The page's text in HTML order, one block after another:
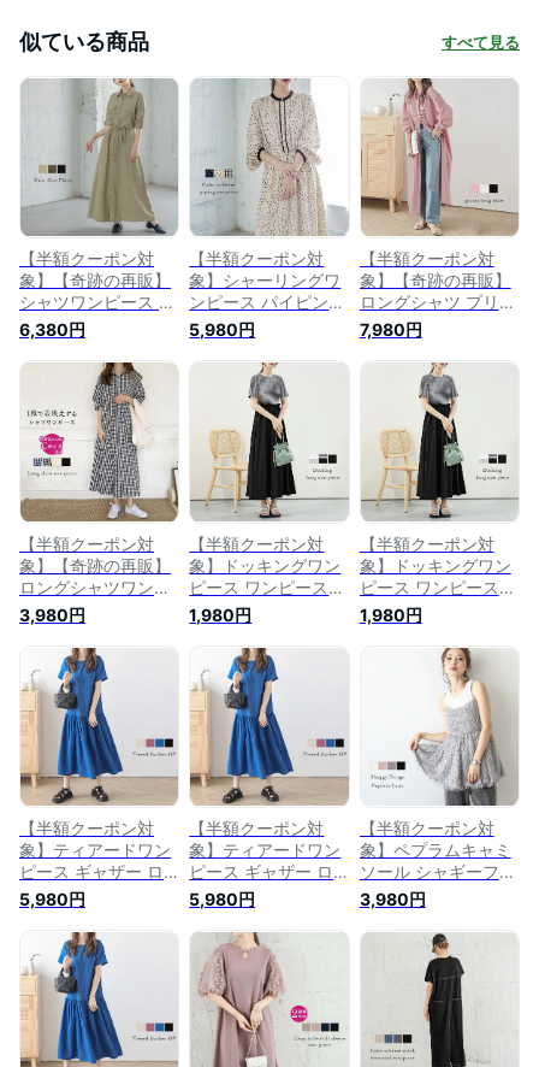
似ている商品 すべて見る
【半額クーポン対
象】【奇跡の再販】
シャツワンピース ロ
ング 羽織り ワンピ
ース 長袖 着痩せ キ
レイめ 大人可愛い
レディース おすすめ
おしゃれ フリーサイ
ズ メール便 2024春
夏新作【lswp301-
76a】【即納：1-5営
業日】【送料無料】
メ込2
6,380円
【半額クーポン対
象】シャーリングワ
ンピース パイピング
チェック ドット ロ
ング ミディアム キ
レイめ 長袖 レディ
ース おすすめ おし
ゃれ フリーサイズ
メール便 2023秋冬
新作 【lswp301-
313】【予約販売：9
月21日入荷予定順次
発送】【送料無料】
メ込2
5,980円
【半額クーポン対
象】【奇跡の再販】
ロングシャツ プリー
ツ 羽織り レイヤー
ド 長袖 シンプル 大
人可愛い おしゃれ
華奢見え 体型カバー
フリーサイズ メール
便 2024春夏
【lswp304-594】
【予約販売：2月15
日入荷予定順次発
送】【送料無料】メ
込1
7,980円
【半額クーポン対
象】【奇跡の再販】
ロングシャツワンピ
ース ワンピース マ
キシ丈 マキシワンピ
ース シャツワンピー
ス シャツ 前開き 羽
織り 着痩せ 韓国服
レディース2024春夏
【lswp304-568】
【予約販売：3月14
日入荷予定順次発
送】【送料無料】メ
込2
3,980円
【半額クーポン対
象】ドッキングワン
ピース ワンピース
フレアスカート ボー
ダー 無地 ロング 半
袖 レディース おす
すめ おしゃれ ブラ
ック メール便 2023
春夏新作
【lswp301-312】
【予約販売：8月3日
入荷予定順次発送】
【送料無料】メ込2
1,980円
【半額クーポン対
象】ドッキングワン
ピース ワンピース
フレアスカート ボー
ダー 無地 ロング 半
袖 レディース おす
すめ おしゃれ ブラ
ック メール便 2023
【lswp301-312】
【予約販売：8月3日
入荷予定順次発送】
【送料無料】メ込2
1,980円
【半額クーポン対
象】ティアードワン
ピース ギャザー ロ
ング ミモレ 大人可
愛い キレイめ ワン
ピース 半袖 レディ
ース 体系カバー お
すすめ おしゃれ メ
ール便 2023春夏新
作【lswp301-305】
【即納&予約：6月22
5,980円
【半額クーポン対
象】ティアードワン
ピース ギャザー ロ
ング ミモレ 大人可
愛い キレイめ ワン
ピース 半袖 レディ
ース 体系カバー お
すすめ おしゃれ メ
ール便 2023春夏新
作【lswp301-305】
【即納&予約：6月22
5,980円
【半額クーポン対
象】ペプラムキャミ
ソール シャギーフリ
ンジ バックリボン
キレイめ 大人可愛い
体型カバー トップス
レディース おすすめ
フリーサイズ メール
便 2024春夏新作
【lswp301-314】
【予約販売：（1）3
3,980円